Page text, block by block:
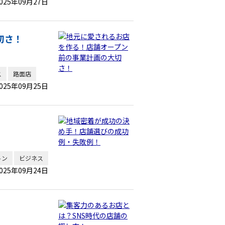
！
路面店
年09月25日
ビジネス
年09月24日